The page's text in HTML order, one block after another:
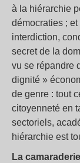
à la hiérarchie
démocraties ;
interdiction,
secret de la
vu se répandre
dignité »
de genre : tout
citoyenneté en
sectoriels,
hiérarchie est
La